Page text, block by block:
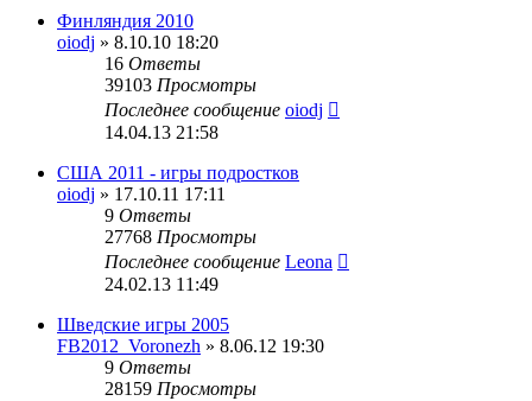
Финляндия 2010
oiodj » 8.10.10 18:20
16 Ответы
39103 Просмотры
Последнее сообщение oiodj
14.04.13 21:58
США 2011 - игры подростков
oiodj » 17.10.11 17:11
9 Ответы
27768 Просмотры
Последнее сообщение Leona
24.02.13 11:49
Шведские игры 2005
FB2012_Voronezh » 8.06.12 19:30
9 Ответы
28159 Просмотры